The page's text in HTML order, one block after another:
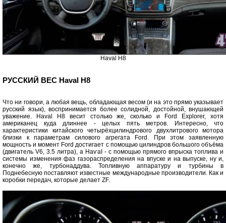
Haval H8
РУССКИЙ ВЕС Haval H8
Что ни говори, а любая вещь, обладающая весом (и на это прямо указывает
русский язык), воспринимается более солидной, достойной, внушающей
уважение. Haval Н8 весит столько же, сколько и Ford Explorer, хотя
американец куда длиннее - целых пять метров. Интересно, что
характеристики китайского четырёхцилиндрового двухлитрового мотора
близки к параметрам силового агрегата Ford. При этом заявленную
мощность и момент Ford достигает с помощью цилиндров большого объёма
(двигатель V6, 3.5 литра), a НаѵаІ - с помощью прямого впрыска топлива и
системы изменения фаз газораспределения на впуске и на выпуске, ну и,
конечно же, турбонаддува. Топливную аппаратуру и турбины в
Поднебесную поставляют известные международные производители. Как и
коробки передач, которые делает ZF.